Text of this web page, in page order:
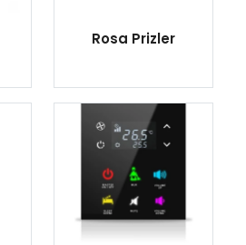
Rosa Prizler